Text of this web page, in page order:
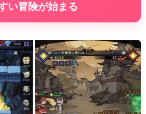
い冒険が始まる